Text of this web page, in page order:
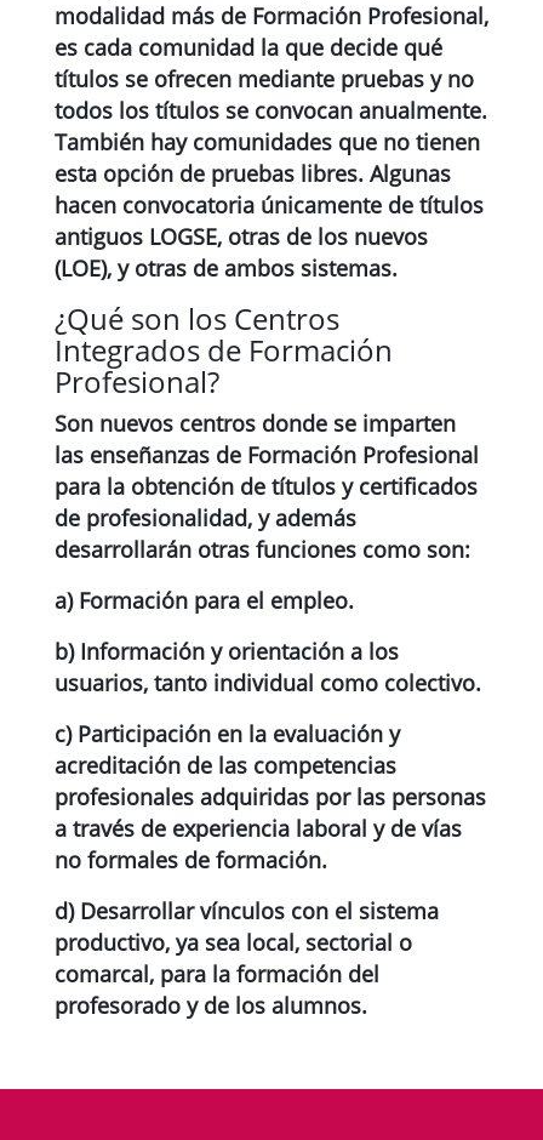
modalidad más de Formación Profesional,
es cada comunidad la que decide qué
títulos se ofrecen mediante pruebas y no
todos los títulos se convocan anualmente.
También hay comunidades que no tienen
esta opción de pruebas libres. Algunas
hacen convocatoria únicamente de títulos
antiguos LOGSE, otras de los nuevos
(LOE), y otras de ambos sistemas.
¿Qué son los Centros
Integrados de Formación
Profesional?
Son nuevos centros donde se imparten
las enseñanzas de Formación Profesional
para la obtención de títulos y certificados
de profesionalidad, y además
desarrollarán otras funciones como son:
a) Formación para el empleo.
b) Información y orientación a los
usuarios, tanto individual como colectivo.
c) Participación en la evaluación y
acreditación de las competencias
profesionales adquiridas por las personas
a través de experiencia laboral y de vías
no formales de formación.
d) Desarrollar vínculos con el sistema
productivo, ya sea local, sectorial o
comarcal, para la formación del
profesorado y de los alumnos.